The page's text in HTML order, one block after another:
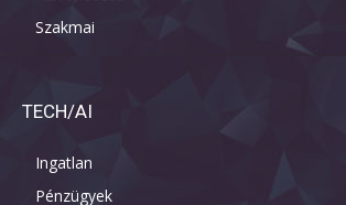
Szakmai
TECH/AI
Ingatlan
Pénzügyek